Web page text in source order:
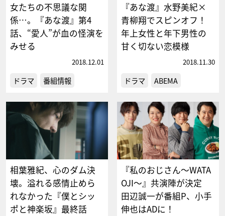
女たちの不思議な関
係…。『あな渡』第4
話、“愛人”が血の怪演を
みせる
2018.12.01
ドラマ 番組情報
『あな渡』水野美紀×
青柳翔でスピンオフ！
年上女性と年下男性の
甘く切ない恋模様
2018.11.30
ドラマ ABEMA
相葉雅紀、心のダム決
壊。溢れる感情止めら
れなかった『僕とシッ
ポと神楽坂』最終話
『私のおじさん～WATA
OJI～』共演陣が決定
田辺誠一が番組P、小手
伸也はADに！